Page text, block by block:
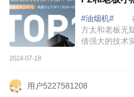
#油烟机#
在
方太和老板无
借强大的技术
家介绍下老板
2024-07-18
用户5227581208